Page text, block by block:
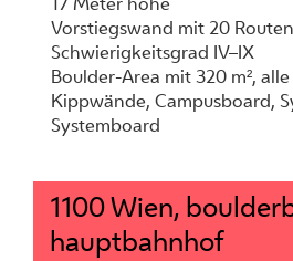
Vorstiegswand mit 20 Routen
Schwierigkeitsgrad IV–IX
Boulder-Area mit 320 m²,
Kippwände, Campusboard,
Systemboard
1100 Wien,
hauptbahnhof